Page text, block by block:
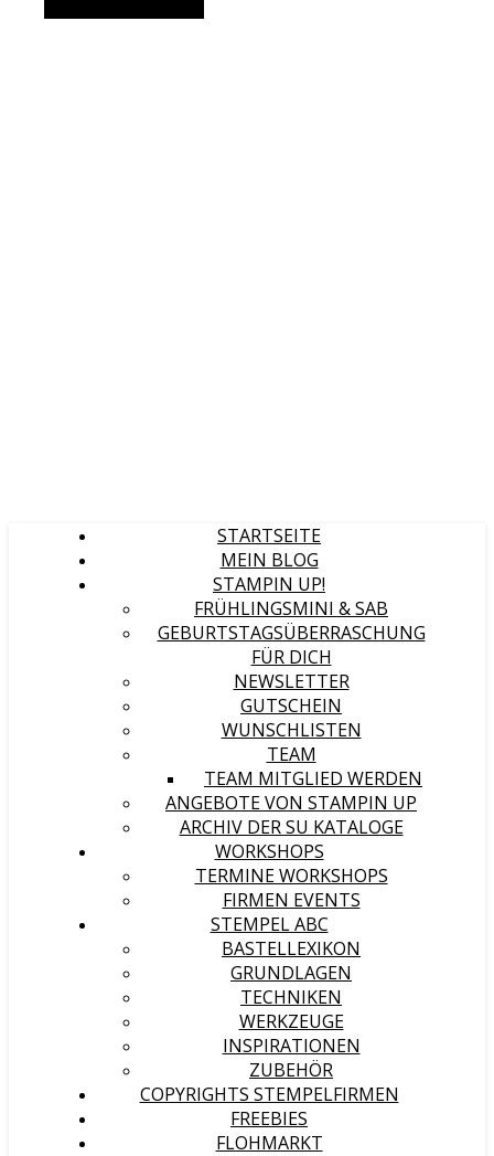
STARTSEITE
MEIN BLOG
STAMPIN UP!
FRÜHLINGSMINI & SAB
GEBURTSTAGSÜBERRASCHUNG
FÜR DICH
NEWSLETTER
GUTSCHEIN
WUNSCHLISTEN
TEAM
TEAM MITGLIED WERDEN
ANGEBOTE VON STAMPIN UP
ARCHIV DER SU KATALOGE
WORKSHOPS
TERMINE WORKSHOPS
FIRMEN EVENTS
STEMPEL ABC
BASTELLEXIKON
GRUNDLAGEN
TECHNIKEN
WERKZEUGE
INSPIRATIONEN
ZUBEHÖR
COPYRIGHTS STEMPELFIRMEN
FREEBIES
FLOHMARKT